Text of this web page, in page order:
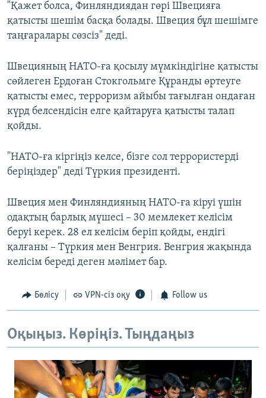
"Қажет болса, Финляндиядан гөрі Швецияға
қатысты шешім басқа болады. Швеция бұл шешімге
таңғаралары сөзсіз" деді.
Швецияның НАТО-ға қосылу мүмкіндігіне қатысты
сөйлеген Ердоған Стокгольмге Құранды өртеуге
қатысты емес, терроризм айыбы тағылған ондаған
күрд белсендісін елге қайтаруға қатысты талап
қойды.
"НАТО-ға кіргіңіз келсе, бізге сол террористерді
беріңіздер" деді Түркия президенті.
Швеция мен Финляндияның НАТО-ға кіруі үшін
одақтың барлық мүшесі – 30 мемлекет келісім
беруі керек. 28 ел келісім беріп қойды, ендігі
қалғаны – Түркия мен Венгрия. Венгрия жақында
келісім береді деген мәлімет бар.
Бөлісу VPN-сіз оқу Follow us
Оқыңыз. Көріңіз. Тыңдаңыз